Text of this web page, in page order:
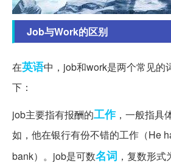
Job与Work的区别
在英语中，job和work是两个常见的
下：
job主要指有报酬的工作，一般指具
如，他在银行有份不错的工作（He
bank）。job是可数名词 ，复数形式